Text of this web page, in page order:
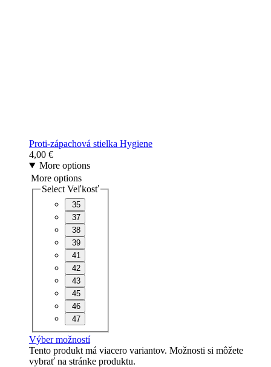
Proti-zápachová stielka Hygiene
4,00 €
More options
More options
Select Veľkosť
35
37
38
39
41
42
43
45
46
47
Výber možností
Tento produkt má viacero variantov. Možnosti si môžete
vybrať na stránke produktu.